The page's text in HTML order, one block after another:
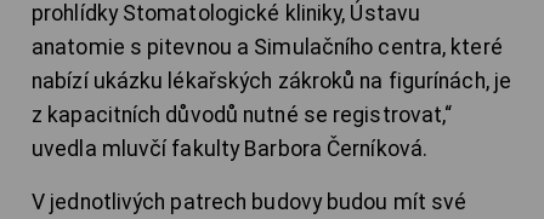
prohlídky Stomatologické kliniky, Ústavu
anatomie s pitevnou a Simulačního centra, které
nabízí ukázku lékařských zákroků na figurínách, je
z kapacitních důvodů nutné se registrovat,“
uvedla mluvčí fakulty Barbora Černíková.
V jednotlivých patrech budovy budou mít své